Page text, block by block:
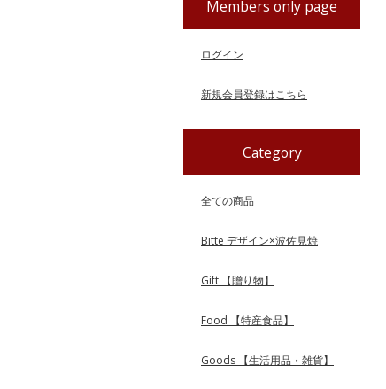
Members only page
ログイン
新規会員登録はこちら
Category
全ての商品
Bitte デザイン×波佐見焼
Gift 【贈り物】
Food 【特産食品】
Goods 【生活用品・雑貨】